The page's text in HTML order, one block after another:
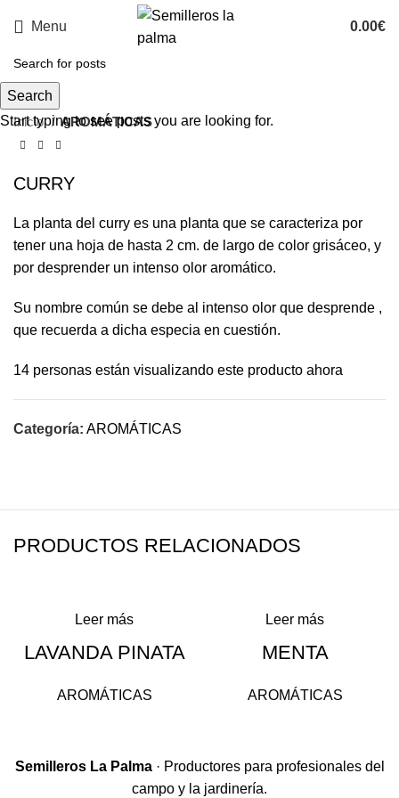
Menu 0.00€
Inicio AROMÁTICAS
CURRY
La planta del curry es una planta que se caracteriza por
tener una hoja de hasta 2 cm. de largo de color grisáceo, y
por desprender un intenso olor aromático.
Su nombre común se debe al intenso olor que desprende ,
que recuerda a dicha especia en cuestión.
14 personas están visualizando este producto ahora
Categoría: AROMÁTICAS
PRODUCTOS RELACIONADOS
Leer más
LAVANDA PINATA
AROMÁTICAS
Leer más
MENTA
AROMÁTICAS
Semilleros La Palma· Productores para profesionales del
campo y la jardinería.
Search
Start typing to see posts you are looking for.